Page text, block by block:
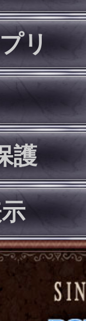
リ
護